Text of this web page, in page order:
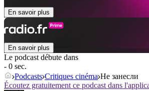
En savoir plus
En savoir plus
Le podcast débute dans
- 0 sec.
Podcasts Critiques cinéma Не занесли
Écoutez gratuitement ce podcast dans